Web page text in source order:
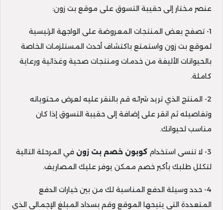
عنصر مختار إلى حقيبة التسوق على موقع بت زون:
1- تصفح بعض المنتجات المعروضة على الواجهة الرئيسية
لموقع بت زون واستمتع باكتشاف أحدث المستلزمات الخاصة
بالحيوانات الأليفة من خدمات ومنتجات صحية وغذائية ورعاية
كاملة.
2- المنتج الذي تريد شرائه قم بالنقر عليه لعرض محتوياته
وتفاصيله ثم انقر على إضافة إلى حقيبة التسوق إذا كان
مناسب لحيوانك.
3- لا تنسى استخدام كوبون خصم بت زون في المرحلة التالية
لتكلل طلبك بأكبر خصم ممكن يوفر عليك المصاريف.
4- حدد وسيلة الدفع المناسبة لك من بين خيارات الدفع
المتعددة التي يتيحها الموقع وقم بسداد المبلغ الإجمالي الذي